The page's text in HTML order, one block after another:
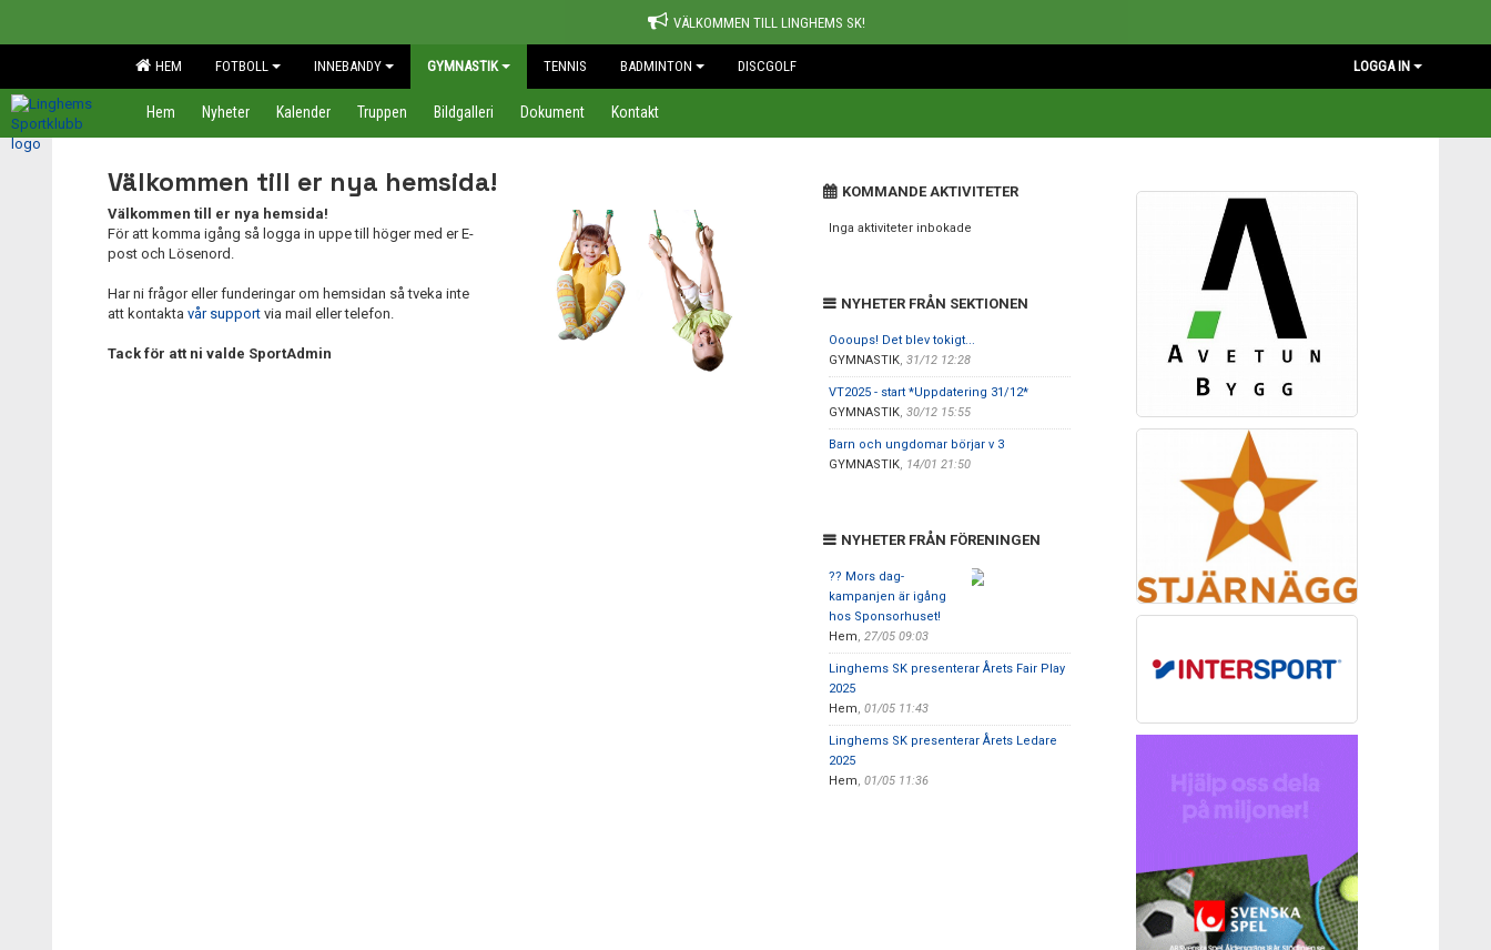
VÄLKOMMEN TILL LINGHEMS SK!
HEM FOTBOLL INNEBANDY GYMNASTIK TENNIS BADMINTON DISCGOLF LOGGA IN
Hem Nyheter Kalender Truppen Bildgalleri Dokument Kontakt
Välkommen till er nya hemsida!
Välkommen till er nya hemsida!
För att komma igång så logga in uppe till höger med er E-
post och Lösenord.
Har ni frågor eller funderingar om hemsidan så tveka inte
att kontakta vår support via mail eller telefon.
Tack för att ni valde SportAdmin
KOMMANDE AKTIVITETER
Inga aktiviteter inbokade
NYHETER FRÅN SEKTIONEN
Oooups! Det blev tokigt...
GYMNASTIK, 31/12 12:28
VT2025 - start *Uppdatering 31/12*
GYMNASTIK, 30/12 15:55
Barn och ungdomar börjar v 3
GYMNASTIK, 14/01 21:50
NYHETER FRÅN FÖRENINGEN
?? Mors dag-
kampanjen är igång
hos Sponsorhuset!
Hem, 27/05 09:03
Linghems SK presenterar Årets Fair Play
2025
Hem, 01/05 11:43
Linghems SK presenterar Årets Ledare
2025
Hem, 01/05 11:36
SAMARBETSPARTNERS